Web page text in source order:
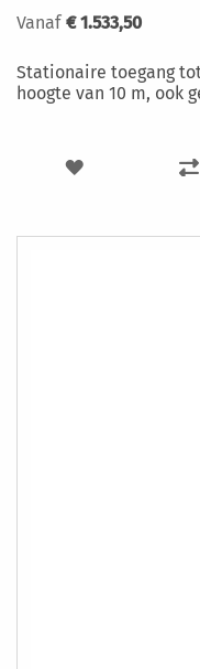
Vanaf € 1.533,50
Stationaire toegang
hoogte van 10 m, ook
VOEG
AAN